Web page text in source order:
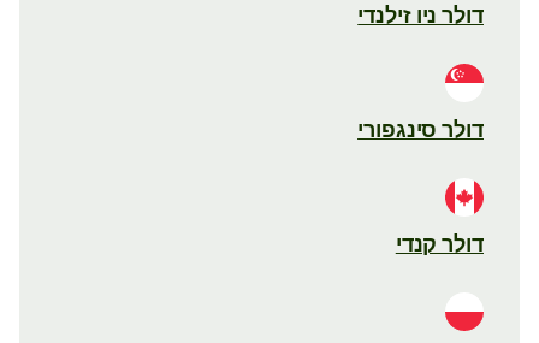
דולר ניו זילנדי
דולר סינגפורי
דולר קנדי